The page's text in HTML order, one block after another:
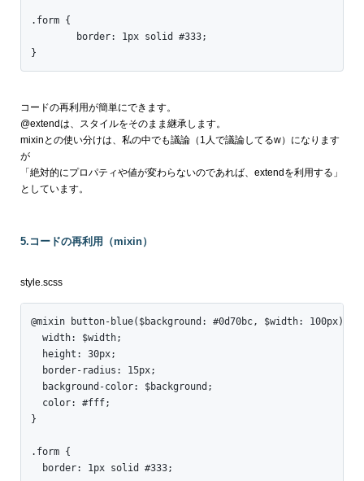
.form {
}
コードの再利用が簡単にできます。
@extendは、スタイルをそのまま継承します。
mixinとの使い分けは、私の中でも議論（1人で議論してるw）になります
が
「絶対的にプロパティや値が変わらないのであれば、extendを利用する」
としています。
5.コードの再利用（mixin）
style.scss
@mixin button-blue($background: #0d70bc, $width: 100px) {
  width: $width;
  height: 30px;
  border-radius: 15px;
  background-color: $background;
  color: #fff;
}
.form {
  border: 1px solid #333;